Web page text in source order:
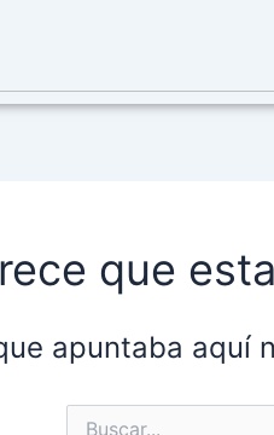
que
apuntaba aquí
Buscar